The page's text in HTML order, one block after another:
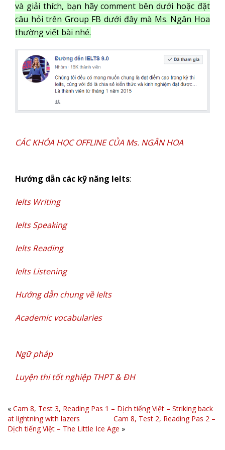
và giải thích, bạn hãy comment bên dưới hoặc đặt
câu hỏi trên Group FB dưới đây mà Ms. Ngân Hoa
thường viết bài nhé.
CÁC KHÓA HỌC OFFLINE CỦA Ms. NGÂN HOA
Hướng dẫn các kỹ năng Ielts:
Ielts Writing
Ielts Speaking
Ielts Reading
Ielts Listening
Hướng dẫn chung về Ielts
Academic vocabularies
Ngữ pháp
Luyện thi tốt nghiệp THPT & ĐH
« Cam 8, Test 3, Reading Pas 1 – Dịch tiếng Việt – Striking back
at lightning with lazers
Cam 8, Test 2, Reading Pas 2 –
Dịch tiếng Việt – The Little Ice Age »